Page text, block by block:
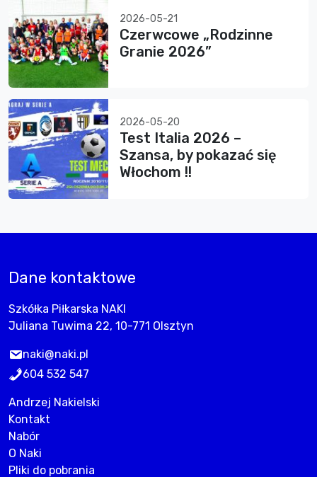
2026-05-21
Czerwcowe „Rodzinne
Granie 2026”
2026-05-20
Test Italia 2026 –
Szansa, by pokazać się
Włochom !!
Dane kontaktowe
Szkółka Piłkarska NAKI
Juliana Tuwima 22, 10-771 Olsztyn
naki@naki.pl
604 532 547
Andrzej Nakielski
Kontakt
Nabór
O Naki
Pliki do pobrania